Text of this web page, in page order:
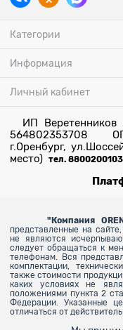
Категории
Информация
Личный кабинет
ИП
564802353708
г.Оренбург,
место) тел.
" Компания
представленные на
не являются
следует обращаться к
телефонам. Вся
комплектации,
также стоимости
каких условиях не
положениями пункта 2
Федерации. Указанные
отличаться от